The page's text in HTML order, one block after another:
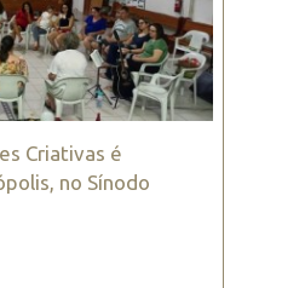
Criativas é
no Sínodo